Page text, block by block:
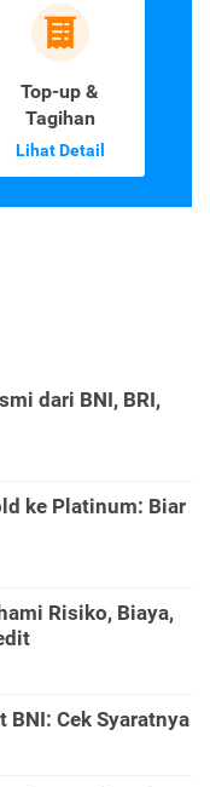
Top-up &
Tagihan
Lihat Detail
dari BNI, BRI,
ke Platinum: Biar
Risiko, Biaya,
Cek Syaratnya